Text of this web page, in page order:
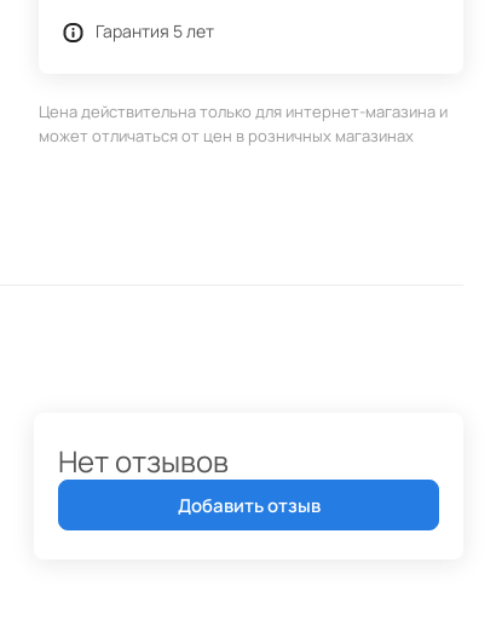
Гарантия 5 лет
Цена действительна только для интернет-магазина и
может отличаться от цен в розничных магазинах
Нет отзывов
Добавить отзыв